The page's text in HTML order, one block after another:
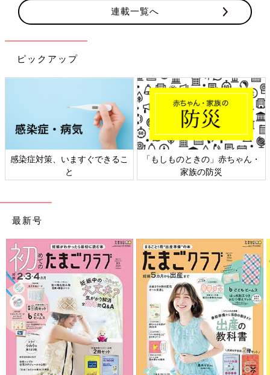
【ポイント3】継続できるローリングストックとアイテム
選び
フェーズフリー的な食料備蓄は、普段から食べている食材を多め
がポイントです。
「乾パンなどの非常食より、缶詰、レトルト食品、乾物など、家
族が好きなものなら非常時でもおいしく食事ができます。とく
に、切り干し大根、ひじきなどの乾物は、水で戻して食べられる
し、化学調味料を使用していないので小さい子どもの健康面や味
覚形成の面からもおすすめです」（松山さん）
はストックしておくと安心です。
は？
そのほかに、子育て世帯におすすめなフェーズフリーアイテムを
聞いてみました。
「大きくて軽い薄型テレビは、地震で倒れやすく危険なので、壁
かけにできるならば検討しましょう。思い切ってテレビは置か
ず、プロジェクターを導入するのもおすすめです。小さな子ども
はテレビをたたいてしまうことがありますが、プロジェクターに
すればその心配もなく、収納家具も必要なくなります。最近はス
連載一覧へ
ピックアップ
感染症対策、いますぐできるこ
と
「もしものときの」赤ちゃん・
家族の防災
最新号